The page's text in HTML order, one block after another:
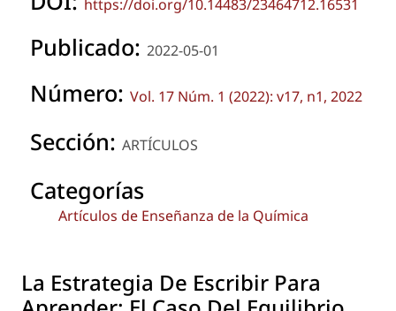
https://doi.org/10.14483/23464712.16531
Publicado: 2022-05-01
Número: Vol. 17 Núm. 1 (2022): v17, n1, 2022
Sección: ARTÍCULOS
Categorías
Artículos de Enseñanza de la Química
La Estrategia De Escribir Para